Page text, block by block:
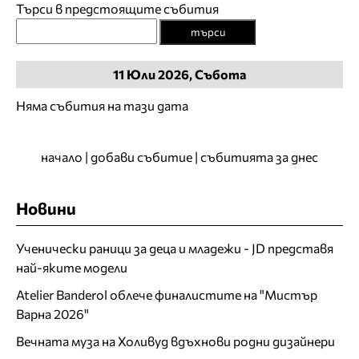
Търси в предстоящите събития
търси
11 Юли2026, Събота
Няма събития на тази дата
начало | добави събитие | събитията за днес
Новини
Ученически раници за деца и младежи - JD представя
най-яките модели
Atelier Banderol облече финалистите на "Мистър
Варна 2026"
Вечната муза на Холивуд вдъхнови родни дизайнери